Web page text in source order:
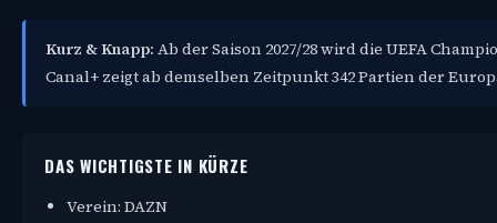
Kurz & Knapp: Ab der Saison 2027/28 wird die UEFA
Canal+ zeigt ab demselben Zeitpunkt 342 Partien der
DAS WICHTIGSTE IN KÜRZE
Verein: DAZN